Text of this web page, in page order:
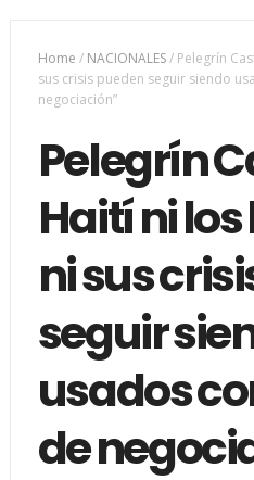
Home / NACIONALES/ Pelegrín
sus crisis pueden seguir siendo
negociación”
Pelegrín
Haití ni
ni sus
seguir
usados
de